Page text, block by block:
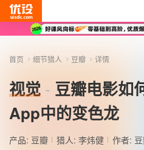
首页 细节猎人 豆瓣 详情
视觉
豆瓣电影如
App中的变色龙
产品: 豆瓣 猎人: 李炜健 作者: